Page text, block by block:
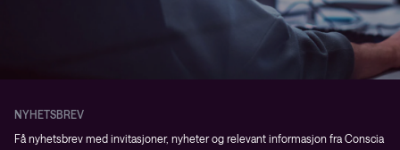
NYHETSBREV
Få nyhetsbrev med invitasjoner, nyheter og relevant informasjon fra Conscia